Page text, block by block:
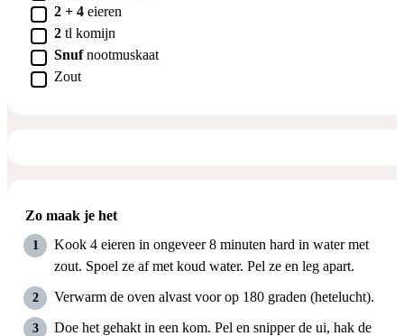
▢
2 + 4 eieren
▢
2 tl komijn
▢
Snuf nootmuskaat
▢
Zout
Zo maak je het
Kook 4 eieren in ongeveer 8 minuten hard in water met
zout. Spoel ze af met koud water. Pel ze en leg apart.
Verwarm de oven alvast voor op 180 graden (hetelucht).
Doe het gehakt in een kom. Pel en snipper de ui, hak de